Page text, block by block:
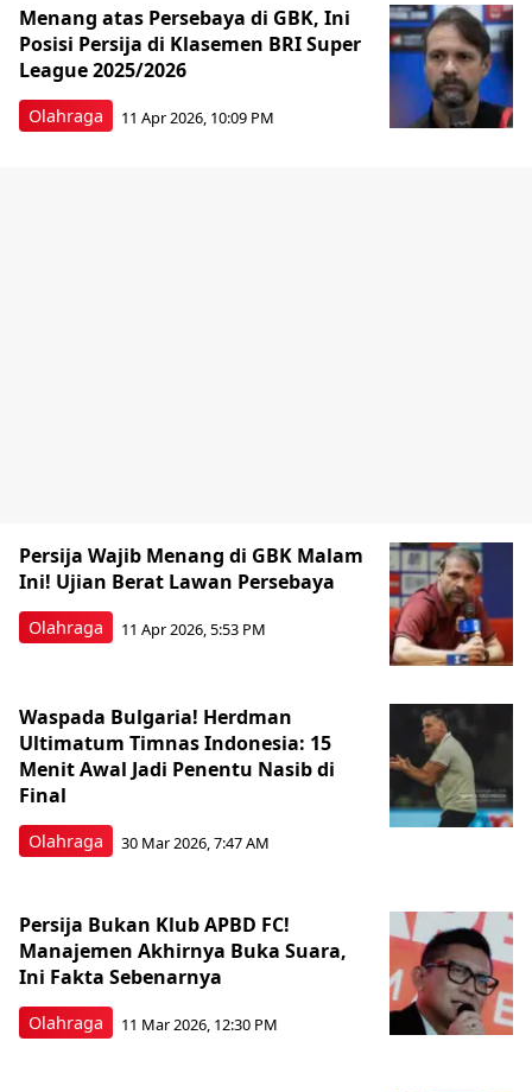
Olahraga
Menang atas Persebaya di GBK, Ini
Posisi Persija di Klasemen BRI Super
League 2025/2026
11 Apr 2026, 10:09 PM
Olahraga
Persija Wajib Menang di GBK Malam
Ini! Ujian Berat Lawan Persebaya
11 Apr 2026, 5:53 PM
Olahraga
Waspada Bulgaria! Herdman
Ultimatum Timnas Indonesia: 15
Menit Awal Jadi Penentu Nasib di
Final
30 Mar 2026, 7:47 AM
Olahraga
Persija Bukan Klub APBD FC!
Manajemen Akhirnya Buka Suara,
Ini Fakta Sebenarnya
11 Mar 2026, 12:30 PM